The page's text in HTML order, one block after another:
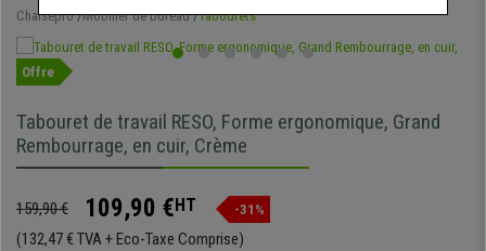
Chaisepro Mobilier de bureau Tabourets
Offre
Tabouret de travail RESO, Forme ergonomique, Grand
Rembourrage, en cuir, Crème
159,90 € 109,90 €HT -31%
(132,47 € TVA + Eco-Taxe Comprise)